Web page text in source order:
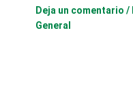
Deja un comentario /
General